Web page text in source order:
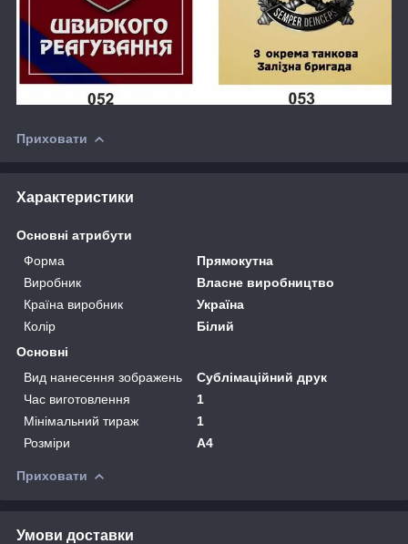
Приховати
Характеристики
Основні атрибути
Форма
Прямокутна
Виробник
Власне виробництво
Країна виробник
Україна
Колір
Білий
Основні
Вид нанесення зображень
Сублімаційний друк
Час виготовлення
1
Мінімальний тираж
1
Розміри
А4
Приховати
Умови доставки